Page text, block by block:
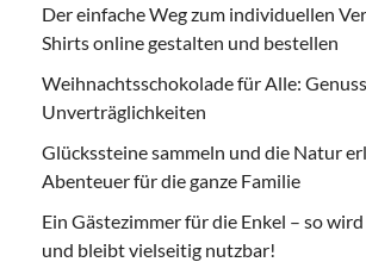
Der einfache Weg zum individuellen
Shirts online gestalten und bestellen
Weihnachtsschokolade für Alle:
Unverträglichkeiten
Glückssteine sammeln und die Natur
Abenteuer für die ganze Familie
Ein Gästezimmer für die Enkel – so
und bleibt vielseitig nutzbar!